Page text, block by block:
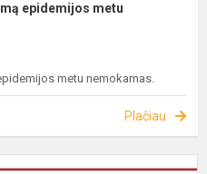
epidemijos metu
metu nemokamas.
Plačiau